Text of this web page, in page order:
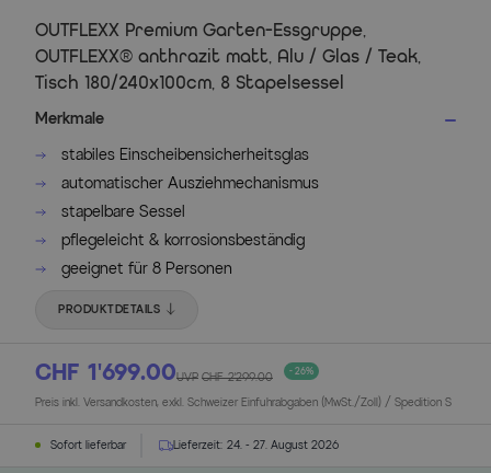
OUTFLEXX Premium Garten-Essgruppe,
OUTFLEXX® anthrazit matt, Alu / Glas / Teak,
Tisch 180/240x100cm, 8 Stapelsessel
Merkmale
stabiles Einscheibensicherheitsglas
automatischer Ausziehmechanismus
stapelbare Sessel
pflegeleicht & korrosionsbeständig
geeignet für 8 Personen
PRODUKTDETAILS
CHF 1’699.00UVP CHF 2’299.00 - 26%
Preis inkl. Versandkosten, exkl. Schweizer Einfuhrabgaben (MwSt./Zoll) / Spedition S
Sofort lieferbar Lieferzeit: 24. - 27. August 2026